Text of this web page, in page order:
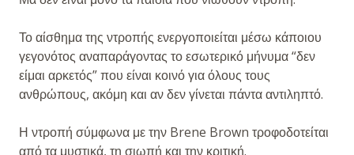
Το αίσθημα της ντροπής ενεργοποιείται μέσω κάποιου
γεγονότος αναπαράγοντας το εσωτερικό μήνυμα “δεν
είμαι αρκετός” που είναι κοινό για όλους τους
ανθρώπους, ακόμη και αν δεν γίνεται πάντα αντιληπτό.
Η ντροπή σύμφωνα με την Brene Brown τροφοδοτείται
από τα μυστικά, τη σιωπή και την κριτική.